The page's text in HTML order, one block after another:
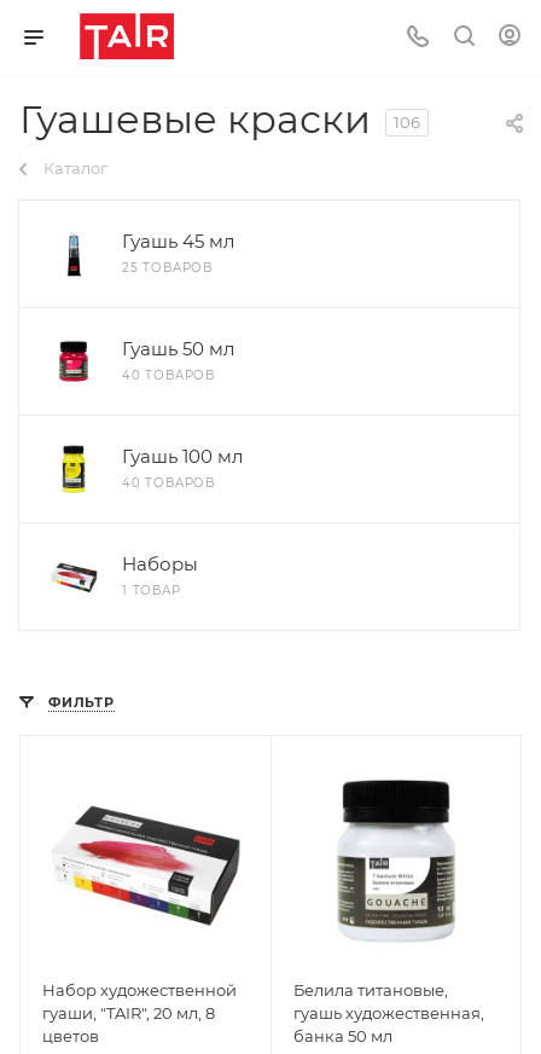
Гуашевые краски 106
Каталог
Гуашь 45 мл
25 ТОВАРОВ
Гуашь 50 мл
40 ТОВАРОВ
Гуашь 100 мл
40 ТОВАРОВ
Наборы
1 ТОВАР
ФИЛЬТР
Набор художественной
гуаши, "TAIR", 20 мл, 8
цветов
Белила титановые,
гуашь художественная,
банка 50 мл